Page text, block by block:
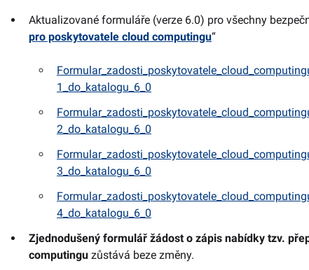
Aktualizované formuláře (verze 6.0) pro všechny
pro poskytovatele cloud computingu“
1_do_katalogu_6_0
2_do_katalogu_6_0
3_do_katalogu_6_0
4_do_katalogu_6_0
Zjednodušený formulář žádost o zápis nabídky tzv.
computingu zůstává beze změny.